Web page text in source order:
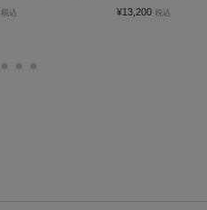
税込 ¥13,200 税込